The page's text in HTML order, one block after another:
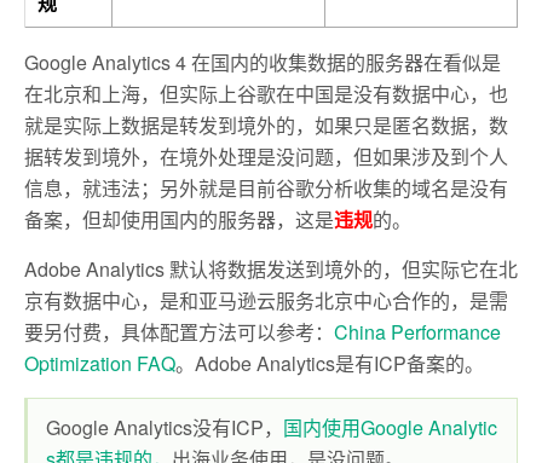
Google Analytics 4 在国内的收集数据的服务器在看似是
在北京和上海，但实际上谷歌在中国是没有数据中心，也
就是实际上数据是转发到境外的，如果只是匿名数据，数
据转发到境外，在境外处理是没问题，但如果涉及到个人
信息，就违法；另外就是目前谷歌分析收集的域名是没有
备案，但却使用国内的服务器，这是违规的。
Adobe Analytics 默认将数据发送到境外的，但实际它在北
京有数据中心，是和亚马逊云服务北京中心合作的，是需
要另付费，具体配置方法可以参考： China Performance
Optimization FAQ。Adobe Analytics是有ICP备案的。
Google Analytics没有ICP， 国内使用Google Analytic